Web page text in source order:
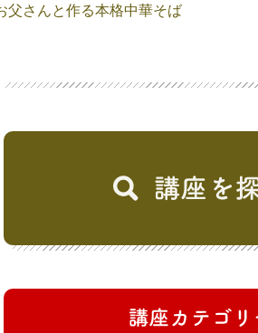
父さんと作る本格中華そば